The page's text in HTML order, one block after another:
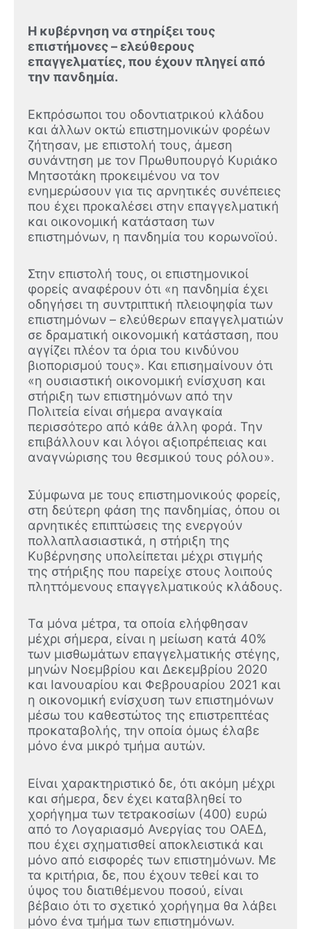
Η κυβέρνηση να στηρίξει τους
επιστήμονες – ελεύθερους
επαγγελματίες, που έχουν πληγεί από
την πανδημία.
Εκπρόσωποι του οδοντιατρικού κλάδου
και άλλων οκτώ επιστημονικών φορέων
ζήτησαν, με επιστολή τους, άμεση
συνάντηση με τον Πρωθυπουργό Κυριάκο
Μητσοτάκη προκειμένου να τον
ενημερώσουν για τις αρνητικές συνέπειες
που έχει προκαλέσει στην επαγγελματική
και οικονομική κατάσταση των
επιστημόνων, η πανδημία του κορωνοϊού.
Στην επιστολή τους, οι επιστημονικοί
φορείς αναφέρουν ότι «η πανδημία έχει
οδηγήσει τη συντριπτική πλειοψηφία των
επιστημόνων – ελεύθερων επαγγελματιών
σε δραματική οικονομική κατάσταση, που
αγγίζει πλέον τα όρια του κινδύνου
βιοπορισμού τους». Και επισημαίνουν ότι
«η ουσιαστική οικονομική ενίσχυση και
στήριξη των επιστημόνων από την
Πολιτεία είναι σήμερα αναγκαία
περισσότερο από κάθε άλλη φορά. Την
επιβάλλουν και λόγοι αξιοπρέπειας και
αναγνώρισης του θεσμικού τους ρόλου».
Σύμφωνα με τους επιστημονικούς φορείς,
στη δεύτερη φάση της πανδημίας, όπου οι
αρνητικές επιπτώσεις της ενεργούν
πολλαπλασιαστικά, η στήριξη της
Κυβέρνησης υπολείπεται μέχρι στιγμής
της στήριξης που παρείχε στους λοιπούς
πληττόμενους επαγγελματικούς κλάδους.
Τα μόνα μέτρα, τα οποία ελήφθησαν
μέχρι σήμερα, είναι η μείωση κατά 40%
των μισθωμάτων επαγγελματικής στέγης,
μηνών Νοεμβρίου και Δεκεμβρίου 2020
και Ιανουαρίου και Φεβρουαρίου 2021 και
η οικονομική ενίσχυση των επιστημόνων
μέσω του καθεστώτος της επιστρεπτέας
προκαταβολής, την οποία όμως έλαβε
μόνο ένα μικρό τμήμα αυτών.
Είναι χαρακτηριστικό δε, ότι ακόμη μέχρι
και σήμερα, δεν έχει καταβληθεί το
χορήγημα των τετρακοσίων (400) ευρώ
από το Λογαριασμό Ανεργίας του ΟΑΕΔ,
που έχει σχηματισθεί αποκλειστικά και
μόνο από εισφορές των επιστημόνων. Με
τα κριτήρια, δε, που έχουν τεθεί και το
ύψος του διατιθέμενου ποσού, είναι
βέβαιο ότι το σχετικό χορήγημα θα λάβει
μόνο ένα τμήμα των επιστημόνων.